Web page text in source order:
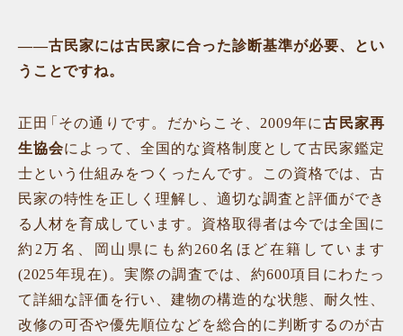
——古民家には古民家に合った診断基準が必要、とい
うことですね。
正田「その通りです。だからこそ、2009年に古民家再
生協会によって、全国的な資格制度として古民家鑑定
士という仕組みをつくったんです。この資格では、古
民家の特性を正しく理解し、適切な調査と評価ができ
る人材を育成しています。資格取得者は今では全国に
約2万名、岡山県にも約260名ほど在籍しています
(2025年現在)。実際の調査では、約600項目にわたっ
て詳細な評価を行い、建物の構造的な状態、耐久性、
改修の可否や優先順位などを総合的に判断するのが古